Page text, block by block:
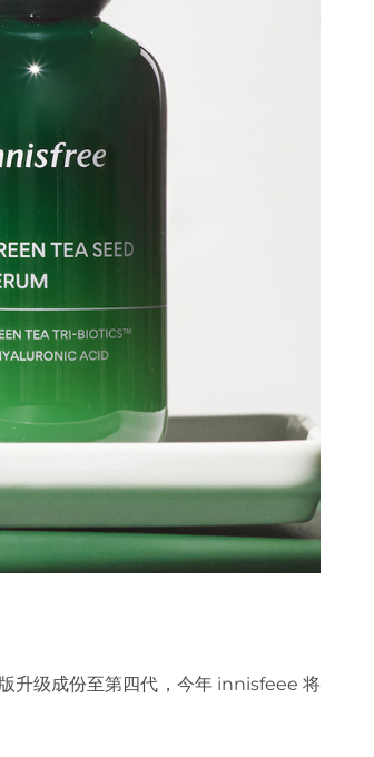
升级成份至第四代，今年 innisfeee 将